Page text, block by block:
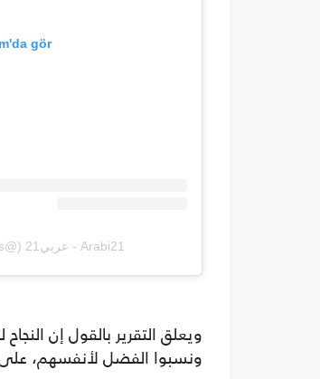
gör
Arabi21 - عربي21 (@arabi21news)'in paylaştığı bir gönderi
ويعلق التقرير بالقول إن
ونسبوا الفضل لأنفسهم،